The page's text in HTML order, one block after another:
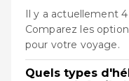
Il y a actuellement 4
Comparez les
pour votre voyage.
Quels types